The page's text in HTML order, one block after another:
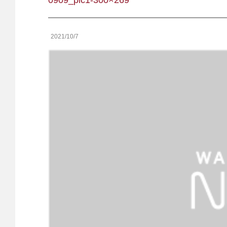
2021/10/7